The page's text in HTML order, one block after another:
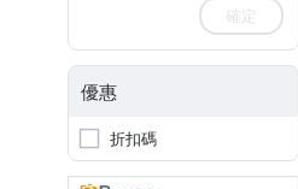
確定
優惠
折扣碼